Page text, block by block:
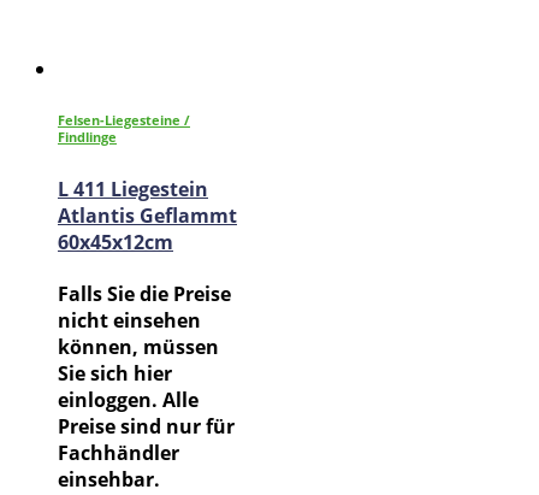
Felsen-Liegesteine /
Findlinge
L 411 Liegestein
Atlantis Geflammt
60x45x12cm
Falls Sie die Preise
nicht einsehen
können, müssen
Sie sich hier
einloggen. Alle
Preise sind nur für
Fachhändler
einsehbar.